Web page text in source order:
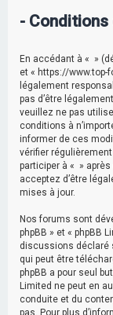
- Conditions
En accédant à « »
et « https://www.top-
légalement
pas d’être
veuillez ne pas
conditions à
informer de ces
vérifier
participer à « »
acceptez d’être
mises à jour.
Nos forums sont
phpBB » et « phpBB
discussions déclaré
qui peut être
phpBB a pour seul
Limited ne peut en
conduite et du
pas. Pour plus